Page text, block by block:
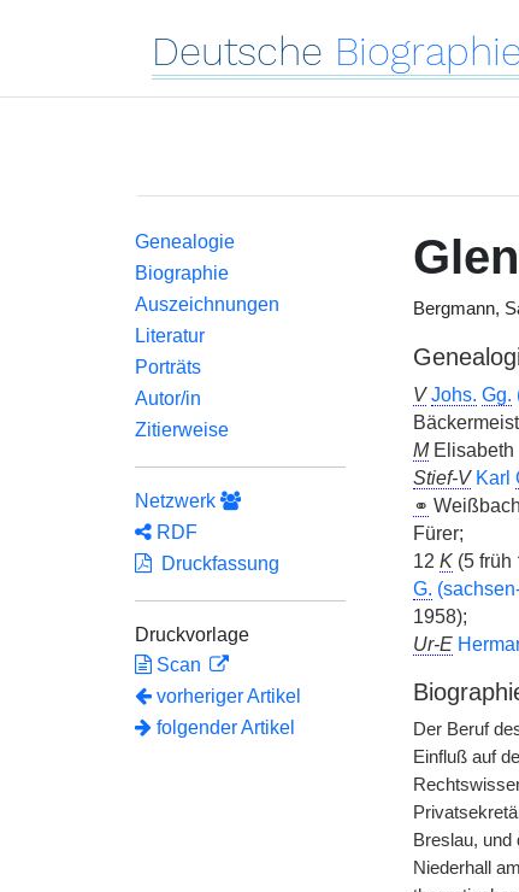
Deutsche
Genealogie
Biographie
Auszeichnungen
Literatur
Porträts
Autor/in
Zitierweise
Netzwerk
RDF
Druckfassung
Druckvorlage
Scan
vorheriger Artikel
folgender Artikel
Bergmann,
V Johs. Gg.
MElisabeth
Stief-V Karl
⚭
Fürer;
12 K(5 früh
G.
1958);
Ur-E
Der Beruf
Einfluß auf
Breslau,
Niederhall